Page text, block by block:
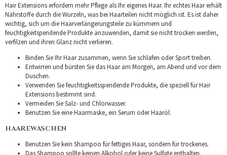
Hair Extensions erfordern mehr Pflege als Ihr eigenes Haar. Ihr echtes Haar erhält
Nährstoffe durch die Wurzeln, was bei Haarteilen nicht möglich ist. Es ist daher
wichtig, sich um die Haarverlängerungsteile zu kümmern und
feuchtigkeitspendende Produkte anzuwenden, damit sie nicht trocken werden,
verfilzen und ihren Glanz nicht verlieren.
Binden Sie Ihr Haar zusammen, wenn Sie schlafen oder Sport treiben.
Entwirren und bürsten Sie das Haar am Morgen, am Abend und vor dem
Duschen.
Verwenden Sie feuchtigkeitsspendende Produkte, die speziell für Hair
Extensions bestimmt sind.
Vermeiden Sie Salz- und Chlorwasser.
Benutzen Sie eine Haarmaske, ein Serum oder Haaröl.
HAAREWASCHEN
Benutzen Sie kein Shampoo für fettiges Haar, sondern für trockenes.
Das Shampoo sollte keinen Alkohol oder keine Sulfate enthalten.